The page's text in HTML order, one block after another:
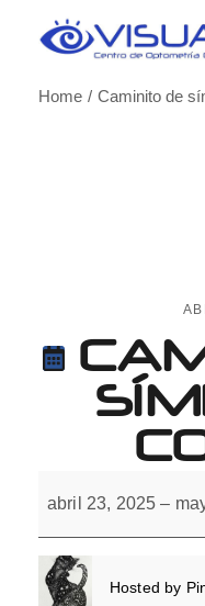
Home
Caminito de
de
símbolos
abril 23, 2025 –
Hosted by